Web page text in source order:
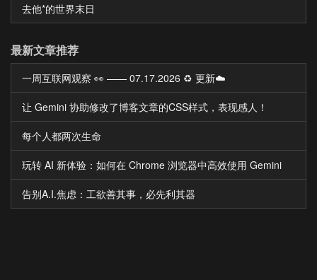
去他*的世界末日
最新文章推荐
一周互联网观察 👀 —— 07.17.2026 ♻️ 更新☁️
让 Gemini 协助修改了博客文章的CSS样式，表现感人！
每个人都两次生命
玩转 AI 新体验：如何在 Chrome 浏览器中高效使用 Gemini
告别A.I.焦虑：工欲善其事，必先利其器